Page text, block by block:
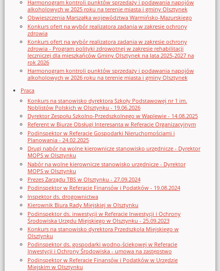
Harmonogram kontroli punktów sprzedaży i podawania napojów
alkoholowych w 2025 roku na terenie miasta i gminy Olsztynek
Obwieszczenia Marszałka województwa Warmińsko-Mazurskiego
Konkurs ofert na wybór realizatora zadania w zakresie ochrony
zdrowia
Konkurs ofert na wybór realizatora zadania w zakresie ochrony
zdrowia - Program polityki zdrowotnej w zakresie rehabilitacji
leczniczej dla mieszkańców Gminy Olsztynek na lata 2025-2027 na
rok 2026
Harmonogram kontroli punktów sprzedaży i podawania napojów
alkoholowych w 2026 roku na terenie miasta i gminy Olsztynek
Praca
Konkurs na stanowisko dyrektora Szkoły Podstawowej nr 1 im.
Noblistów Polskich w Olsztynku - 19.06.2026
Dyrektor Zespołu Szkolno-Przedszkolnego w Waplewie - 14.08.2025
Referent w Biurze Obsługi Interesanta w Referacie Organizacyjnym
Podinspektor w Referacie Gospodarki Nieruchomościami i
Planowania - 24.02.2025
Drugi nabór na wolne kierownicze stanowisko urzędnicze - Dyrektor
MOPS w Olsztynku
Nabór na wolne kierownicze stanowisko urzędnicze - Dyrektor
MOPS w Olsztynku
Prezes Zarządu TBS w Olsztynku - 27.09.2024
Podinspektor w Referacie Finansów i Podatków - 19.08.2024
Inspektor ds. drogownictwa
Kierownik Biura Rady Miejskiej w Olsztynku
Podinspektor ds. inwestycji w Referacie Inwestycji i Ochrony
Środowiska Urzędu Miejskiego w Olsztynku - 25.09.2023
Konkurs na stanowisko dyrektora Przedszkola Miejskiego w
Olsztynku
Podinspektor ds. gospodarki wodno-ściekowej w Referacie
Inwestycji i Ochrony Środowiska - umowa na zastępstwo
Podinspektor w Referacie Finansów i Podatków w Urzędzie
Miejskim w Olsztynku